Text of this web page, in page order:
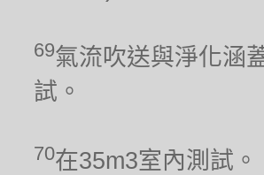
69氣流吹送與淨化涵
試。
70在35m3室內測試。